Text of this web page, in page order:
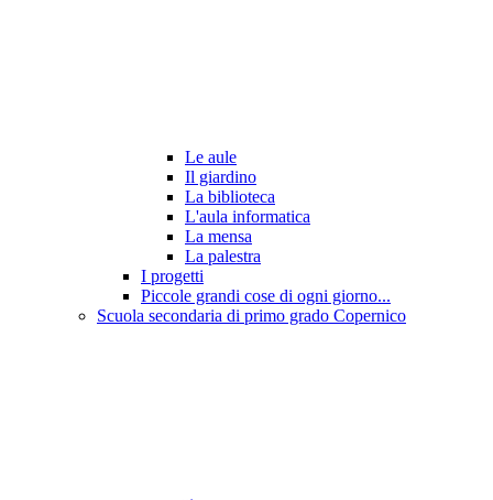
Le aule
Il giardino
La biblioteca
L'aula informatica
La mensa
La palestra
I progetti
Piccole grandi cose di ogni giorno...
Scuola secondaria di primo grado Copernico